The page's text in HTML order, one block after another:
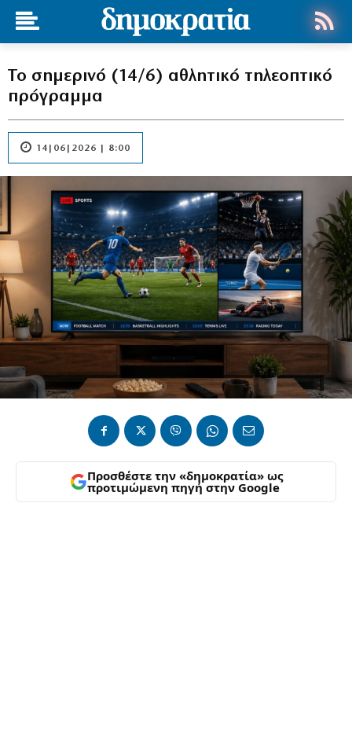
Το σημερινό (14/6) αθλητικό τηλεοπτικό
πρόγραμμα
14|06|2026 | 8:00
Προσθέστε την «δημοκρατία» ως
προτιμώμενη πηγή στην Google